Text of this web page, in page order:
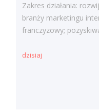
Zakres działania:
branży marketingu
franczyzowy;
dzisiaj